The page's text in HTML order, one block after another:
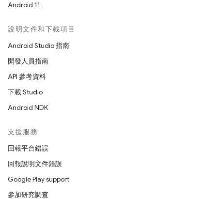
Android 11
說明文件和下載項目
Android Studio 指南
開發人員指南
API 參考資料
下載 Studio
Android NDK
支援服務
回報平台錯誤
回報說明文件錯誤
Google Play support
參加研究調查